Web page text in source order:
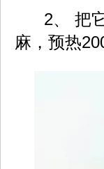
2、 把
麻，预热